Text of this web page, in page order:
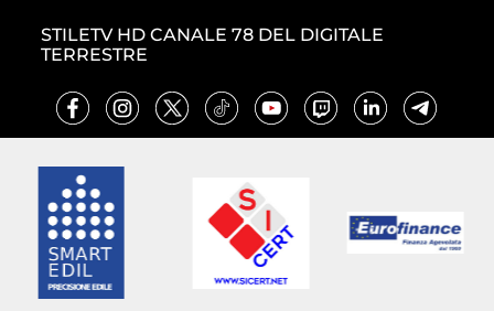
STILETV HD CANALE 78 DEL DIGITALE
TERRESTRE